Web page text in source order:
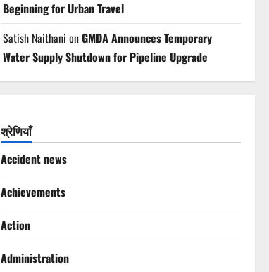
Beginning for Urban Travel
Satish Naithani onGMDA Announces Temporary
Water Supply Shutdown for Pipeline Upgrade
श्रेणियाँ
Accident news
Achievements
Action
Administration